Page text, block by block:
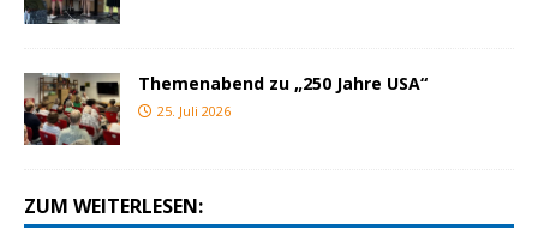
Themenabend zu „250 Jahre USA“
25. Juli 2026
ZUM WEITERLESEN: